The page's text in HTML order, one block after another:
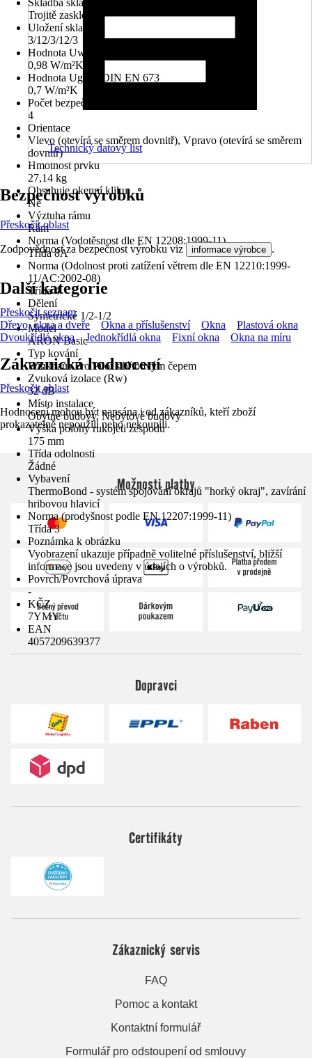
Skladba skla
Trojitě zasklené
Uložení skla
3/12/3/12/3
Hodnota Uw dle DIN EN 10077
0,98 W/m²K
Hodnota Ug dle DIN EN 673
0,7 W/m²K
Počet bezpečnostních kotevních plechů
4
Orientace
Vlevo (otevírá se směrem dovnitř), Vpravo (otevírá se směrem
dovnitř)
Hmotnost prvku
27,14 kg
Obsahuje okenní kliku
Ne
Výztuha rámu
Rám
Norma (Vodotěsnost dle EN 12208:1999-11)
Třída 8A
Norma (Odolnost proti zatížení větrem dle EN 12210:1999-
11/AC:2002-08)
Třída 4
Dělení
Symetrické 1/2-1/2
Model
ARON Basic
Typ kování
Winkhaus Pro Pilot s hřibovým čepem
Zvuková izolace (Rw)
32 dB
Místo instalace
Obytné budovy, Nebytové budovy
Výška polohy rukojeti zespodu
175 mm
Třída odolnosti
Žádné
Vybavení
ThermoBond - systém spojování okrajů "horký okraj", zavírání
hribovou hlavicí
Norma (prodyšnost podle EN 12207:1999-11)
Třída 3
Poznámka k obrázku
Vyobrazení ukazuje případně volitelné příslušenství, bližší
informace jsou uvedeny v údajích o výrobků.
Povrch/Povrchová úprava
-
KČZ
7YMY
EAN
4057209639377
Technický datový list
Bezpečnost výrobků
Přeskočit oblast
Zodpovědnost za bezpečnost výrobku viz informace výrobce .
Další kategorie
Přeskočit seznam
Dřevo, okna a dveře
Okna a příslušenství Okna
Plastová okna
Dvoukřídlá okna
Jednokřídlá okna Fixní okna Okna na míru
Zákaznická hodnocení
Přeskočit oblast
Hodnocení mohou být napsána i od zákazníků, kteří zboží
prokazatelně nepoužili nebo nekoupili.
Možnosti platby
Dopravci
Certifikáty
Zákaznický servis
FAQ
Pomoc a kontakt
Kontaktní formulář
Formulář pro odstoupení od smlouvy